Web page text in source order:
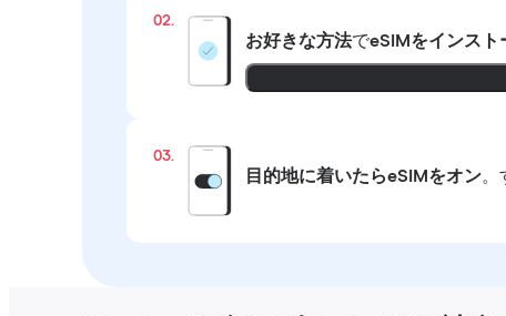
02.
お好きな方法でeSIMをインスト
03.
目的地に着いたらeSIMをオン。